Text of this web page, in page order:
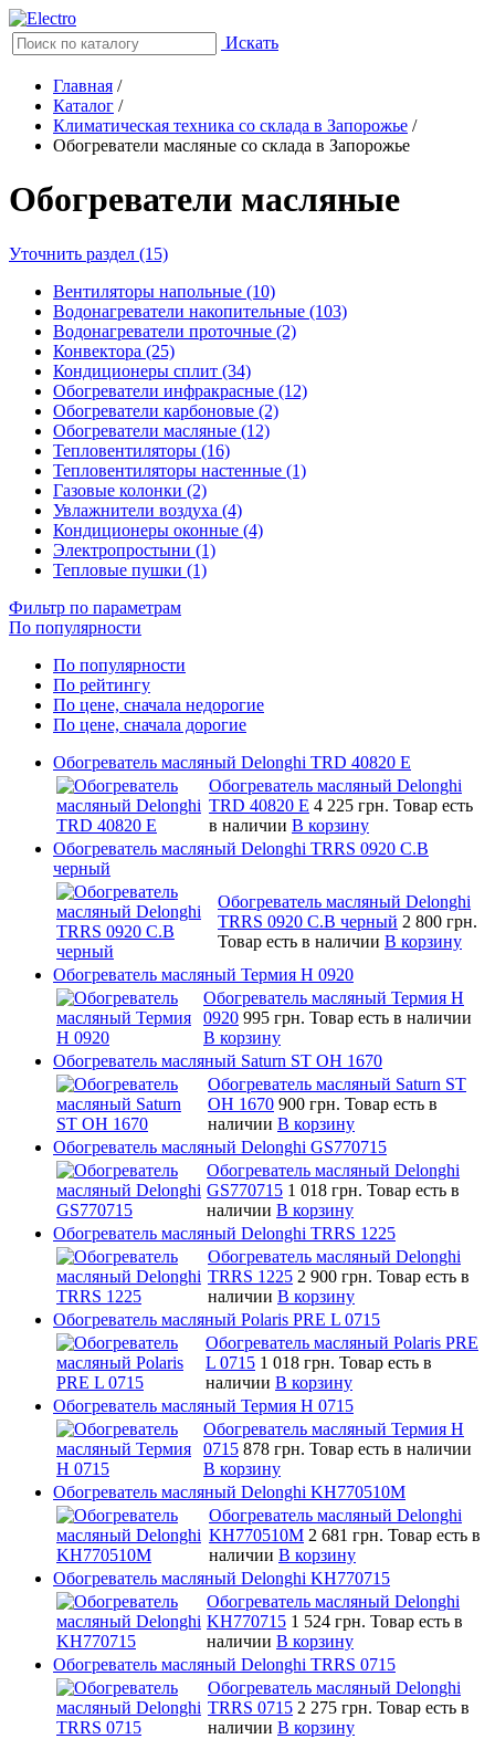
Искать
Главная /
Каталог /
Климатическая техника со склада в Запорожье /
Обогреватели масляные со склада в Запорожье
Обогреватели масляные
Уточнить раздел (15)
Вентиляторы напольные (10)
Водонагреватели накопительные (103)
Водонагреватели проточные (2)
Конвектора (25)
Кондиционеры сплит (34)
Обогреватели инфракрасные (12)
Обогреватели карбоновые (2)
Обогреватели масляные (12)
Тепловентиляторы (16)
Тепловентиляторы настенные (1)
Газовые колонки (2)
Увлажнители воздуха (4)
Кондиционеры оконные (4)
Электропростыни (1)
Тепловые пушки (1)
Фильтр по параметрам
По популярности
По популярности
По рейтингу
По цене, сначала недорогие
По цене, сначала дорогие
Обогреватель масляный Delonghi TRD 40820 E
Обогреватель масляный Delonghi
TRD 40820 E 4 225 грн. Товар есть
в наличии В корзину
Обогреватель масляный Delonghi TRRS 0920 C.B
черный
Обогреватель масляный Delonghi
TRRS 0920 C.B черный 2 800 грн.
Товар есть в наличии В корзину
Обогреватель масляный Термия Н 0920
Обогреватель масляный Термия Н
0920 995 грн. Товар есть в наличии
В корзину
Обогреватель масляный Saturn ST OH 1670
Обогреватель масляный Saturn ST
OH 1670 900 грн. Товар есть в
наличии В корзину
Обогреватель масляный Delonghi GS770715
Обогреватель масляный Delonghi
GS770715 1 018 грн. Товар есть в
наличии В корзину
Обогреватель масляный Delonghi TRRS 1225
Обогреватель масляный Delonghi
TRRS 1225 2 900 грн. Товар есть в
наличии В корзину
Обогреватель масляный Polaris PRE L 0715
Обогреватель масляный Polaris PRE
L 0715 1 018 грн. Товар есть в
наличии В корзину
Обогреватель масляный Термия Н 0715
Обогреватель масляный Термия Н
0715 878 грн. Товар есть в наличии
В корзину
Обогреватель масляный Delonghi KH770510M
Обогреватель масляный Delonghi
KH770510M 2 681 грн. Товар есть в
наличии В корзину
Обогреватель масляный Delonghi KH770715
Обогреватель масляный Delonghi
KH770715 1 524 грн. Товар есть в
наличии В корзину
Обогреватель масляный Delonghi TRRS 0715
Обогреватель масляный Delonghi
TRRS 0715 2 275 грн. Товар есть в
наличии В корзину